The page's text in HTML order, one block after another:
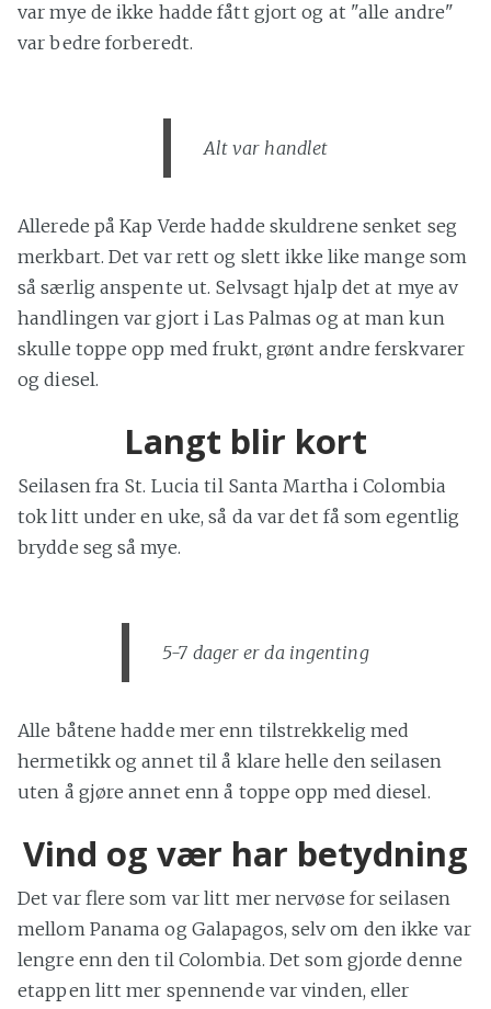
var mye de ikke hadde fått gjort og at "alle andre"
var bedre forberedt.
Alt var handlet
Allerede på Kap Verde hadde skuldrene senket seg
merkbart. Det var rett og slett ikke like mange som
så særlig anspente ut. Selvsagt hjalp det at mye av
handlingen var gjort i Las Palmas og at man kun
skulle toppe opp med frukt, grønt andre ferskvarer
og diesel.
Langt blir kort
Seilasen fra St. Lucia til Santa Martha i Colombia
tok litt under en uke, så da var det få som egentlig
brydde seg så mye.
5-7 dager er da ingenting
Alle båtene hadde mer enn tilstrekkelig med
hermetikk og annet til å klare helle den seilasen
uten å gjøre annet enn å toppe opp med diesel.
Vind og vær har betydning
Det var flere som var litt mer nervøse for seilasen
mellom Panama og Galapagos, selv om den ikke var
lengre enn den til Colombia. Det som gjorde denne
etappen litt mer spennende var vinden, eller